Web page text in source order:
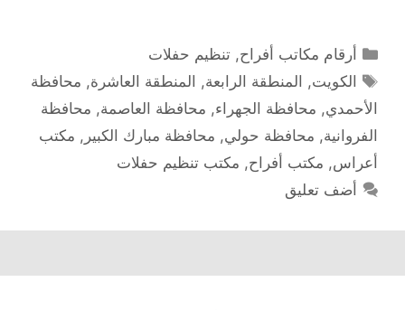
التصنيفات
أرقام مكاتب أفراح,تنظيم حفلات
الوسوم
الكويت, المنطقة الرابعة, المنطقة العاشرة, محافظة
الأحمدي, محافظة الجهراء, محافظة العاصمة, محافظة
الفروانية, محافظة حولي, محافظة مبارك الكبير , مكتب
أعراس, مكتب أفراح, مكتب تنظيم حفلات
أضف تعليق